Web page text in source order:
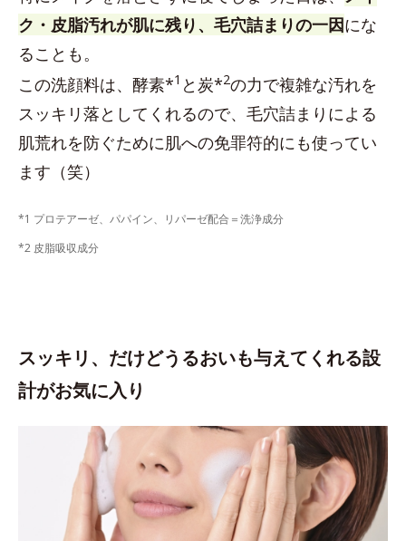
ク・皮脂汚れが肌に残り、毛穴詰まりの一因にな
ることも。
この洗顔料は、酵素*1 と炭*2の力で複雑な汚れを
スッキリ落としてくれるので、毛穴詰まりによる
肌荒れを防ぐために肌への免罪符的にも使ってい
ます（笑）
*1 プロテアーゼ、パパイン、リパーゼ配合＝洗浄成分
*2 皮脂吸収成分
スッキリ、だけどうるおいも与えてくれる設
計がお気に入り